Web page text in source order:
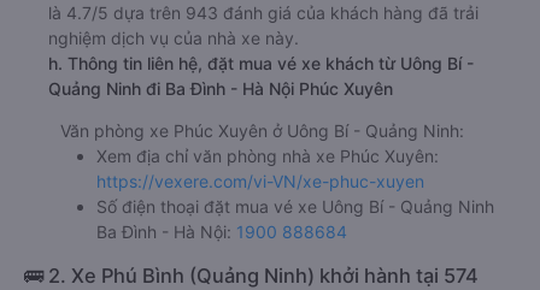
là 4.7/5 dựa trên 943 đánh giá của khách hàng đã trải
nghiệm dịch vụ của nhà xe này.
h. Thông tin liên hệ, đặt mua vé xe khách từ Uông Bí -
Quảng Ninh đi Ba Đình - Hà Nội Phúc Xuyên
Văn phòng xe Phúc Xuyên ở Uông Bí - Quảng Ninh:
Xem địa chỉ văn phòng nhà xe Phúc Xuyên:
https://vexere.com/vi-VN/xe-phuc-xuyen
Số điện thoại đặt mua vé xe Uông Bí - Quảng Ninh
Ba Đình - Hà Nội: 1900 888684
🚌 2. Xe Phú Bình (Quảng Ninh) khởi hành tại 574